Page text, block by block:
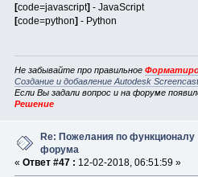
[code=javascript]- JavaScript
[code=python]- Python
Не забывайте про правильное
Создание и добавление Autodesk
Если Вы задали вопрос и на форуме
Решение
Re: Пожелания по функционалу
форума
« Ответ #47 : 12-02-2018, 06:51:59 »